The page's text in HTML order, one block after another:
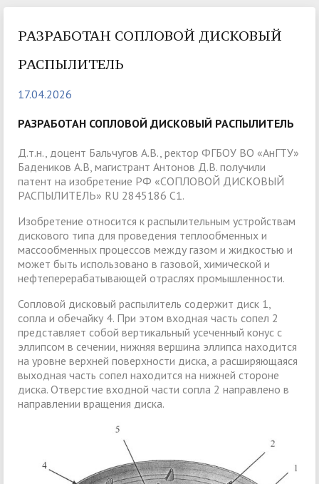
РАЗРАБОТАН СОПЛОВОЙ ДИСКОВЫЙ
РАСПЫЛИТЕЛЬ
17.04.2026
РАЗРАБОТАН СОПЛОВОЙ ДИСКОВЫЙ РАСПЫЛИТЕЛЬ
Д.т.н., доцент Бальчугов А.В., ректор ФГБОУ ВО «АнГТУ»
Бадеников А.В, магистрант Антонов Д.В. получили
патент на изобретение РФ «СОПЛОВОЙ ДИСКОВЫЙ
РАСПЫЛИТЕЛЬ» RU 2845186 C1.
Изобретение относится к распылительным устройствам
дискового типа для проведения теплообменных и
массообменных процессов между газом и жидкостью и
может быть использовано в газовой, химической и
нефтеперерабатывающей отраслях промышленности.
Сопловой дисковый распылитель содержит диск 1,
сопла и обечайку 4. При этом входная часть сопел 2
представляет собой вертикальный усеченный конус с
эллипсом в сечении, нижняя вершина эллипса находится
на уровне верхней поверхности диска, а расширяющаяся
выходная часть сопел находится на нижней стороне
диска. Отверстие входной части сопла 2 направлено в
направлении вращения диска.